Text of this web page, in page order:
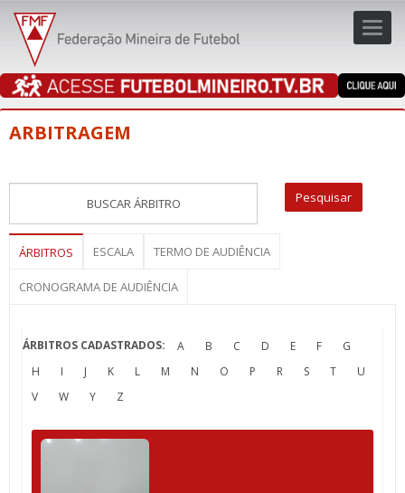
ARBITRAGEM
ÁRBITROS ESCALA TERMO DE AUDIÊNCIA
CRONOGRAMA DE AUDIÊNCIA
ÁRBITROS CADASTRADOS: A B C D E F
G
H
I J K L M N O P R S T
U
V
W Y Z